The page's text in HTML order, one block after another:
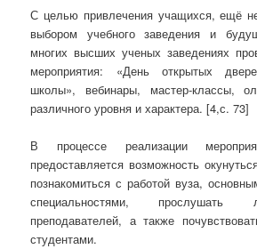
С целью привлечения учащихся, ещё
выбором учебного заведения и
многих высших ученых заведениях
мероприятия: «День открытых
школы», вебинары, мастер-классы,
различного уровня и характера. [4,с. 73]
В процессе реализации
предоставляется возможность
познакомиться с работой вуза,
специальностями, прослушать
преподавателей, а также
студентами.